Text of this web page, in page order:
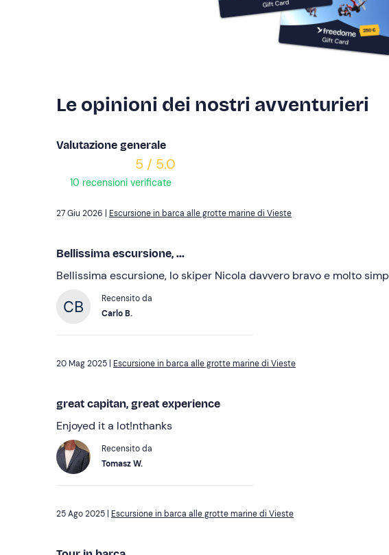
Le opinioni dei nostri avventurieri
Valutazione generale
5 / 5.0
10 recensioni verificate
Escursione in barca alle grotte marine di Vieste
Bellissima escursione, ...
Bellissima escursione, lo skiper Nicola davvero bravo e molto
Recensito da
Carlo B.
Escursione in barca alle grotte marine di Vieste
great capitan, great experience
Enjoyed it a lot!nthanks
Recensito da
Tomasz W.
Escursione in barca alle grotte marine di Vieste